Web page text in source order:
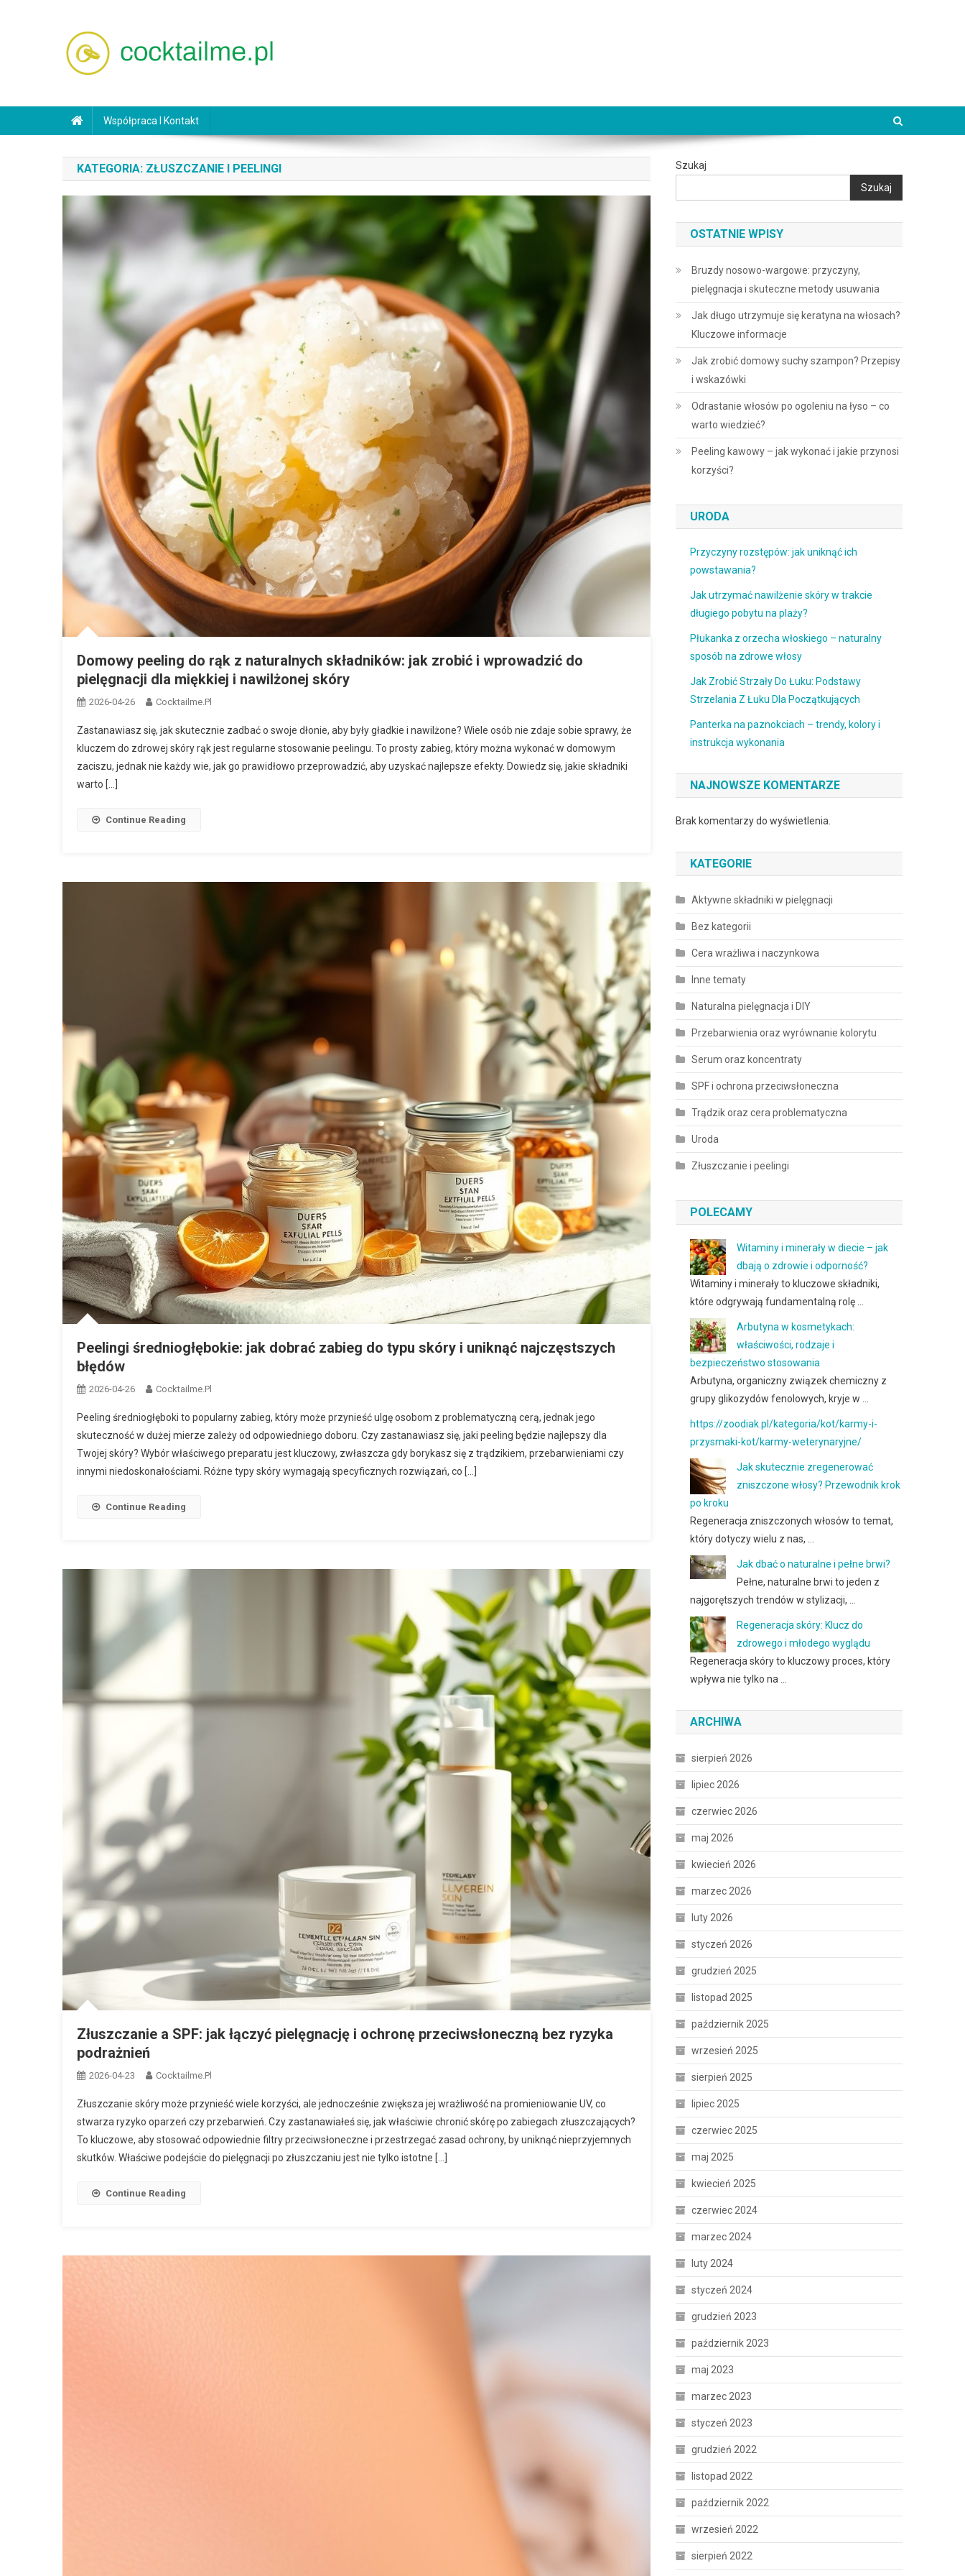
Współpraca I Kontakt
KATEGORIA: ZŁUSZCZANIE I PEELINGI
Domowy peeling do rąk z naturalnych składników: jak zrobić i wprowadzić do
pielęgnacji dla miękkiej i nawilżonej skóry
2026-04-26 Cocktailme.pl
Zastanawiasz się, jak skutecznie zadbać o swoje dłonie, aby były gładkie i nawilżone? Wiele osób nie zdaje sobie sprawy, że
kluczem do zdrowej skóry rąk jest regularne stosowanie peelingu. To prosty zabieg, który można wykonać w domowym
zaciszu, jednak nie każdy wie, jak go prawidłowo przeprowadzić, aby uzyskać najlepsze efekty. Dowiedz się, jakie składniki
warto […]
Continue Reading
Peelingi średniogłębokie: jak dobrać zabieg do typu skóry i uniknąć najczęstszych
błędów
2026-04-26 Cocktailme.pl
Peeling średniogłęboki to popularny zabieg, który może przynieść ulgę osobom z problematyczną cerą, jednak jego
skuteczność w dużej mierze zależy od odpowiedniego doboru. Czy zastanawiasz się, jaki peeling będzie najlepszy dla
Twojej skóry? Wybór właściwego preparatu jest kluczowy, zwłaszcza gdy borykasz się z trądzikiem, przebarwieniami czy
innymi niedoskonałościami. Różne typy skóry wymagają specyficznych rozwiązań, co […]
Continue Reading
Złuszczanie a SPF: jak łączyć pielęgnację i ochronę przeciwsłoneczną bez ryzyka
podrażnień
2026-04-23 Cocktailme.pl
Złuszczanie skóry może przynieść wiele korzyści, ale jednocześnie zwiększa jej wrażliwość na promieniowanie UV, co
stwarza ryzyko oparzeń czy przebarwień. Czy zastanawiałeś się, jak właściwie chronić skórę po zabiegach złuszczających?
To kluczowe, aby stosować odpowiednie filtry przeciwsłoneczne i przestrzegać zasad ochrony, by uniknąć nieprzyjemnych
skutków. Właściwe podejście do pielęgnacji po złuszczaniu jest nie tylko istotne […]
Continue Reading
Szukaj
Szukaj
OSTATNIE WPISY
Bruzdy nosowo-wargowe: przyczyny,
pielęgnacja i skuteczne metody usuwania
Jak długo utrzymuje się keratyna na włosach?
Kluczowe informacje
Jak zrobić domowy suchy szampon? Przepisy
i wskazówki
Odrastanie włosów po ogoleniu na łyso – co
warto wiedzieć?
Peeling kawowy – jak wykonać i jakie przynosi
korzyści?
URODA
Przyczyny rozstępów: jak uniknąć ich
powstawania?
Jak utrzymać nawilżenie skóry w trakcie
długiego pobytu na plaży?
Płukanka z orzecha włoskiego – naturalny
sposób na zdrowe włosy
Jak Zrobić Strzały Do Łuku: Podstawy
Strzelania Z Łuku Dla Początkujących
Panterka na paznokciach – trendy, kolory i
instrukcja wykonania
NAJNOWSZE KOMENTARZE
Brak komentarzy do wyświetlenia.
KATEGORIE
Aktywne składniki w pielęgnacji
Bez kategorii
Cera wrażliwa i naczynkowa
Inne tematy
Naturalna pielęgnacja i DIY
Przebarwienia oraz wyrównanie kolorytu
Serum oraz koncentraty
SPF i ochrona przeciwsłoneczna
Trądzik oraz cera problematyczna
Uroda
Złuszczanie i peelingi
POLECAMY
Witaminy i minerały w diecie – jak
dbają o zdrowie i odporność?
Witaminy i minerały to kluczowe składniki,
które odgrywają fundamentalną rolę …
Arbutyna w kosmetykach:
właściwości, rodzaje i
bezpieczeństwo stosowania
Arbutyna, organiczny związek chemiczny z
grupy glikozydów fenolowych, kryje w …
https://zoodiak.pl/kategoria/kot/karmy-i-
przysmaki-kot/karmy-weterynaryjne/
Jak skutecznie zregenerować
zniszczone włosy? Przewodnik krok
po kroku
Regeneracja zniszczonych włosów to temat,
który dotyczy wielu z nas, …
Jak dbać o naturalne i pełne brwi?
Pełne, naturalne brwi to jeden z
najgorętszych trendów w stylizacji, …
Regeneracja skóry: Klucz do
zdrowego i młodego wyglądu
Regeneracja skóry to kluczowy proces, który
wpływa nie tylko na …
ARCHIWA
sierpień 2026
lipiec 2026
czerwiec 2026
maj 2026
kwiecień 2026
marzec 2026
luty 2026
styczeń 2026
grudzień 2025
listopad 2025
październik 2025
wrzesień 2025
sierpień 2025
lipiec 2025
czerwiec 2025
maj 2025
kwiecień 2025
czerwiec 2024
marzec 2024
luty 2024
styczeń 2024
grudzień 2023
październik 2023
maj 2023
marzec 2023
styczeń 2023
grudzień 2022
listopad 2022
październik 2022
wrzesień 2022
sierpień 2022